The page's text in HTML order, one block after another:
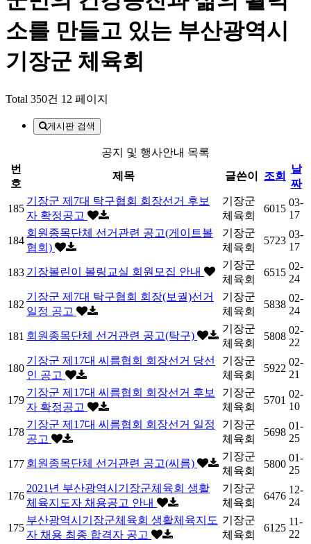
소를 만들고 있는 부산광역시
기장군 체육회
Total 350건 12 페이지
게시판 검색
공지 및 행사안내 목록
번
호
제목 글쓴이 조회
날
짜
185
기장군 제7대 탁구협회 회장선거 후보
자 확정공고
기장군
체육회
6015
03-
17
184
회원종목단체 선거관련 공고(게이트볼
협회)
기장군
체육회
5723
03-
17
183 기장볼린이 볼링교실 회원모집 안내
기장군
체육회
6515
02-
24
182
기장군 제7대 탁구협회 회장(보궐)선거
일정 공고
기장군
체육회
5838
02-
24
181 회원종목단체 선거관련 공고(탁구)
기장군
체육회
5808
02-
22
180
기장군 제17대 씨름협회 회장선거 당선
인 공고
기장군
체육회
5922
02-
21
179
기장군 제17대 씨름협회 회장선거 후보
자 확정공고
기장군
체육회
5701
02-
10
178
기장군 제17대 씨름협회 회장선거 일정
공고
기장군
체육회
5698
01-
25
177 회원종목단체 선거관련 공고(씨름)
기장군
체육회
5800
01-
25
176
2021년 부산광역시기장군체육회 생활
체육지도자 채용공고 안내
기장군
체육회
6476
12-
24
175
부산광역시기장군체육회 생활체육지도
자 채용 최종 합격자 공고
기장군
체육회
6125
11-
22